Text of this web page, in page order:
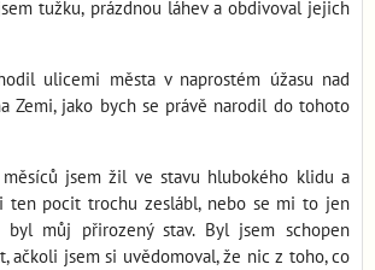
tužku, prázdnou láhev a obdivoval jejich
ulicemi města v naprostém úžasu nad
Zemi, jako bych se právě narodil do tohoto
jsem žil ve stavu hlubokého klidu a
ten pocit trochu zeslábl, nebo se mi to jen
můj přirozený stav. Byl jsem schopen
ačkoli jsem si uvědomoval, že nic z toho, co